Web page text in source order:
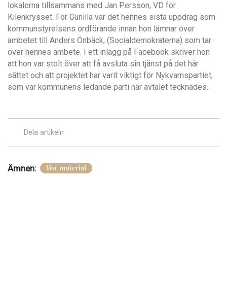
lokalerna tillsammans med Jan Persson, VD för
Kilenkrysset. För Gunilla var det hennes sista uppdrag som
kommunstyrelsens ordförande innan hon lämnar över
ämbetet till Anders Önbäck, (Socialdemokraterna) som tar
över hennes ämbete. I ett inlägg på Facebook skriver hon
att hon var stolt över att få avsluta sin tjänst på det här
sättet och att projektet har varit viktigt för Nykvarnspartiet,
som var kommunens ledande parti när avtalet tecknades.
Dela artikeln
Ämnen: låst material